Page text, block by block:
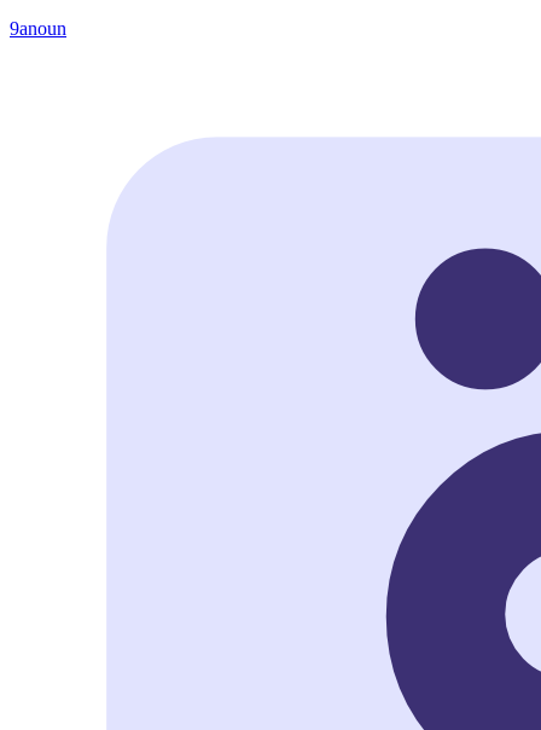
9anoun